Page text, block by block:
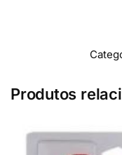
Produtos